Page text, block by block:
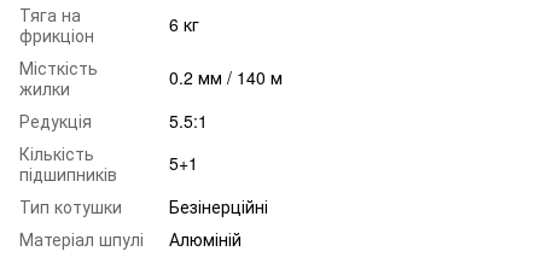
Тяга на
фрикціон
6 кг
Місткість
жилки
0.2 мм / 140 м
Редукція
5.5:1
Кількість
підшипників
5+1
Тип котушки
Безінерційні
Матеріал шпулі
Алюміній